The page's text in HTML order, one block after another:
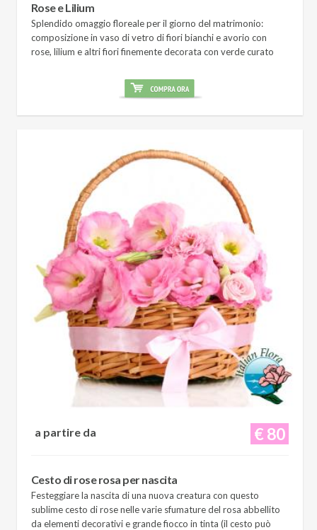
Rose e Lilium
Splendido omaggio floreale per il giorno del matrimonio:
composizione in vaso di vetro di fiori bianchi e avorio con
rose, lilium e altri fiori finemente decorata con verde curato
€ 80
a partire da
Cesto di rose rosa per nascita
Festeggiare la nascita di una nuova creatura con questo
sublime cesto di rose nelle varie sfumature del rosa abbellito
da elementi decorativi e grande fiocco in tinta (il cesto può